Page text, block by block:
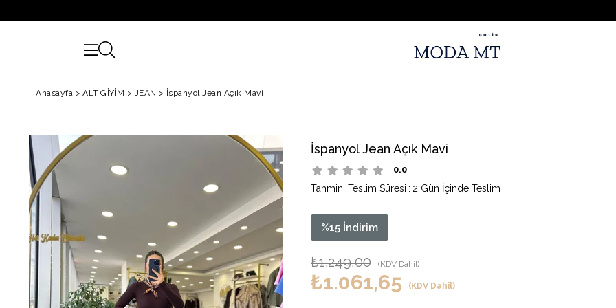
Anasayfa > ALT GİYİM > JEAN > İspanyol Jean Açık Mavi
İspanyol Jean Açık Mavi
0.0
Tahmini Teslim Süresi : 2 Gün İçinde Teslim
%15 İndirim
₺1.249,00 (KDV Dahil)
₺1.061,65 (KDV Dahil)